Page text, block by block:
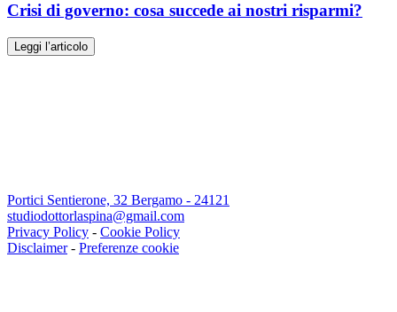
Crisi di governo: cosa succede ai nostri risparmi?
Leggi l’articolo
Portici Sentierone, 32 Bergamo - 24121
studiodottorlaspina@gmail.com
Privacy Policy - Cookie Policy
Disclaimer- Preferenze cookie